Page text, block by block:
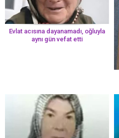
Evlat acısına dayanamadı, oğluyla
aynı gün vefat etti